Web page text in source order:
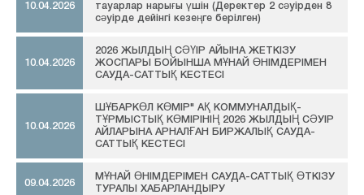
10.04.2026
тауарлар нарығы үшін (Деректер 2 сәуірден 8
сәуірде дейінгі кезеңге берілген)
10.04.2026
2026 ЖЫЛДЫҢ СӘҮІР АЙЫНА ЖЕТКІЗУ
ЖОСПАРЫ БОЙЫНША МҰНАЙ ӨНІМДЕРІМЕН
САУДА-САТТЫҚ КЕСТЕСІ
10.04.2026
ШҰБАРКӨЛ КӨМІР" АҚ КОММУНАЛДЫҚ-
ТҰРМЫСТЫҚ КӨМІРІНІҢ 2026 ЖЫЛДЫҢ СӘУІР
АЙЛАРЫНА АРНАЛҒАН БИРЖАЛЫҚ САУДА-
САТТЫҚ КЕСТЕСІ
09.04.2026
МҰНАЙ ӨНІМДЕРІМЕН САУДА-САТТЫҚ ӨТКІЗУ
ТУРАЛЫ ХАБАРЛАНДЫРУ